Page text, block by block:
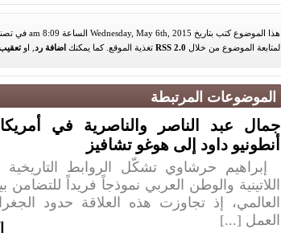
هذا الموضوع كتب بتاريخ Wednesday, May 6th, 2015 الساعة 8:09 am في تصنيف
لمتابعة الموضوع من خلال RSS 2.0 تغذية الموقع. كما يمكنكاضافة رد , او
الموضوعات المرتبطة
جمال عبد الناصر والناصرية في أمريكا
أنطونيو داود إلى هوغو تشافيز
إبراهيم حرشاوي تشكّل الروابط التاريخية
اللاتينية والوطن العربي نموذجاً فريداً للتضامن
العالمي، إذ تجاوزت هذه العلاقة حدود
العمل [...]